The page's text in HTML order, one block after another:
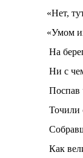
«Нет,
«Умом
На
Ни с
Поспав
Точили
Как